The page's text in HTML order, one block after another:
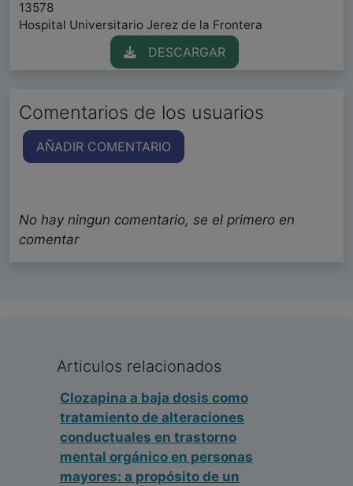
13578
Hospital Universitario Jerez de la Frontera
DESCARGAR
Comentarios de los usuarios
AÑADIR COMENTARIO
No hay ningun comentario, se el primero en
comentar
Articulos relacionados
Clozapina a baja dosis como
tratamiento de alteraciones
conductuales en trastorno
mental orgánico en personas
mayores: a propósito de un